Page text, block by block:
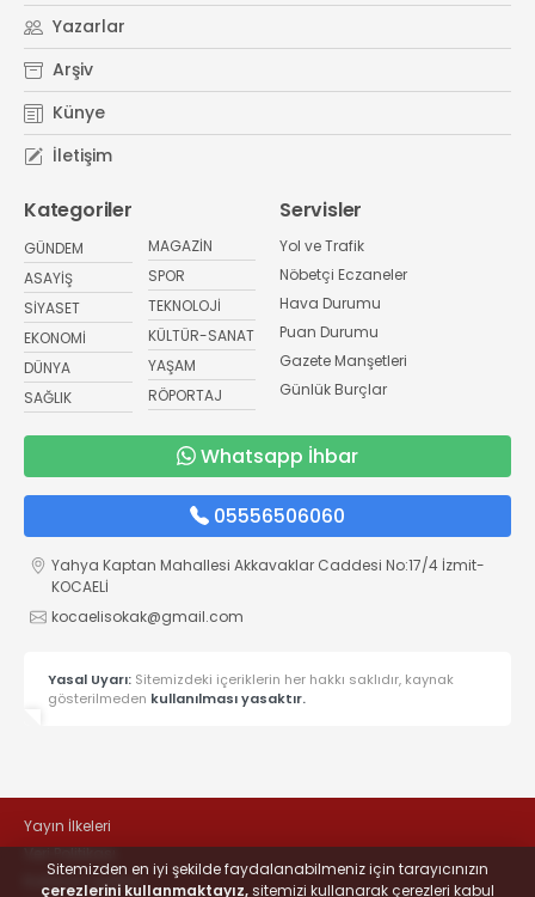
Yazarlar
Arşiv
Künye
İletişim
Kategoriler
GÜNDEM
ASAYİŞ
SİYASET
EKONOMİ
DÜNYA
SAĞLIK
MAGAZİN
SPOR
TEKNOLOJİ
KÜLTÜR-SANAT
YAŞAM
RÖPORTAJ
Servisler
Yol ve Trafik
Nöbetçi Eczaneler
Hava Durumu
Puan Durumu
Gazete Manşetleri
Günlük Burçlar
Whatsapp İhbar
05556506060
Yahya Kaptan Mahallesi Akkavaklar Caddesi No:17/4 İzmit-
KOCAELİ
kocaelisokak@gmail.com
Yasal Uyarı: Sitemizdeki içeriklerin her hakkı saklıdır, kaynak
gösterilmeden kullanılması yasaktır.
Yayın İlkeleri
Veri Politikası
Kullanım Şartları
Sitemizden en iyi şekilde faydalanabilmeniz için tarayıcınızın
çerezlerini kullanmaktayız,sitemizi kullanarak çerezleri kabul